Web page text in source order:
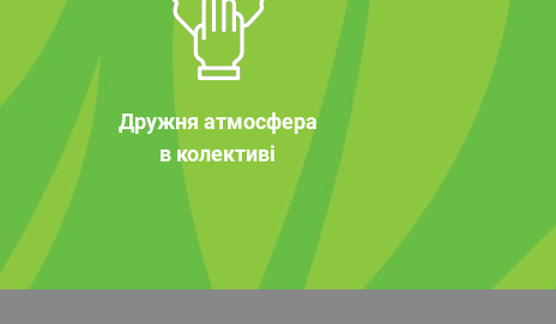
Дружня атмосфера
в колективі